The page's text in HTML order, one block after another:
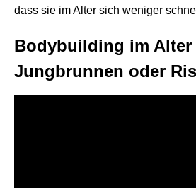
dass sie im Alter sich weniger
Bodybuilding im Alter
Jungbrunnen oder